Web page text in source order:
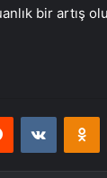
bir artış
Reddit